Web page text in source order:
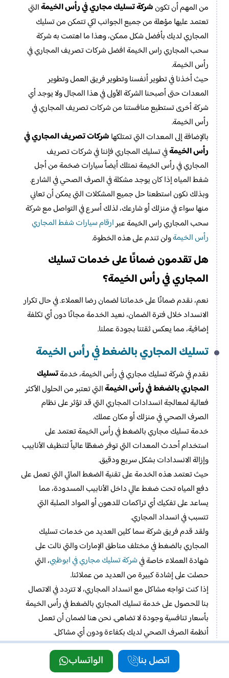
اتصل بنا الواتساب
من المهم أن تكونشركة تسليك مجاري في رأس الخيمةالتي
تعتمد عليها مؤهلة من جميع الجوانب لكي تتمكن من تسليك
المجاري لديك بأفضل شكل ممكن، وهذا ما اهتمت به شركة
سحب المجاري راس الخيمة افضل شركات تصريف المجاري في
رأس الخيمة.
حيث أخذنا في تطوير أنفسنا وتطوير فريق العمل وتطوير
المعدات حتى أصبحنا الشركة الأولى في هذا المجال ولا يوجد أي
شركة أخرى تستطيع منافستنا من شركات تصريف المجاري في
رأس الخيمة.
بالإضافة إلى المعدات التي تمتلكهاشركات تصريف المجاري في
رأس الخيمةفي تسليك المجاري فإننا في شركات تصريف
المجاري في رأس الخيمة نمتلك أيضاً سيارات ضخمة من أجل
شفط المياه إذا كان يوجد مشكلة في الصرف الصحي في الشارع.
وبذلك نكون استطعنا حل جميع المشكلات التي يمكن أن تعاني
منها سواء في منزلك أو شارعك، لذلك أسرع في التواصل مع شركة
سحب المجاري راس الخيمة عبرارقام سيارات شفط المجاري
رأس الخيمةولن تندم على هذه الخطوة.
هل تقدمون ضمانًا على خدمات تسليك
المجاري في رأس الخيمة؟
نعم، نقدم ضمانًا على خدماتنا لضمان رضا العملاء. في حال تكرار
الانسداد خلال فترة الضمان، نعيد الخدمة مجانًا دون أي تكلفة
إضافية، مما يعكس ثقتنا بجودة عملنا.
تسليك المجاري بالضغط​ في رأس الخيمة
نقدم في شركة تسليك مجاري في رأس الخيمة، خدمةتسليك
المجاري بالضغط في رأس الخيمةالتي تعتبر من الحلول الأكثر
فعالية لمعالجة انسدادات المجاري التي قد تؤثر على نظام
الصرف الصحي في منزلك أو مكان عملك.
خدمة تسليك مجاري بالضغط في رأس الخيمة تعتمد على
استخدام أحدث المعدات التي توفر ضغطًا عالياً لتنظيف الأنابيب
وإزالة الانسدادات بشكل سريع ودقيق.
حيث تعتمد هذه الخدمة على تقنية الضغط المائي التي تعمل على
دفع المياه تحت ضغط عالي داخل الأنابيب المسدودة، مما
يساعد على تفكيك أي تراكمات للدهون أو المواد الصلبة التي
تتسبب في انسداد المجاري.
ولقد قدم فريق شركة سما كلين العديد من خدمات تسليك
المجاري بالضغط في مختلف مناطق الإمارات والتي نالت على
شهادة العملاء خاصة فيشركة تسليك مجاري في ابوظبي، التي
حصلت على إشادة كبيرة من العديد من عملائنا.
إذا كنت تواجه مشاكل مع انسداد المجاري، لا تتردد في الاتصال
بنا للحصول على خدمة تسليك المجاري بالضغط في رأس الخيمة
بأسعار تنافسية وجودة لا تضاهى. نحن هنا لضمان أن تعمل
أنظمة الصرف الصحي لديك بكفاءة ودون أي مشاكل.
الأجهزة المستخدمة في تسليك مجاري